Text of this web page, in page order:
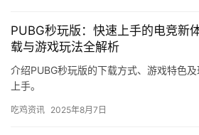
PUBG秒玩版：快速上手的电竞新
载与游戏玩法全解析
介绍PUBG秒玩版的下载方式、游戏特色
上手。
吃鸡资讯 2025年8月7日